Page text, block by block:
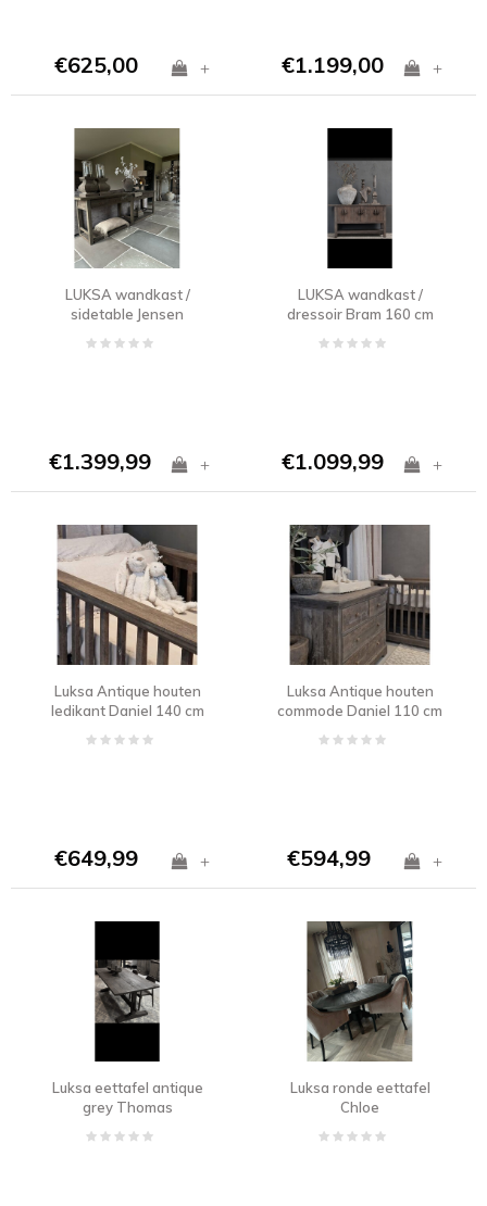
€625,00 + €1.199,00 +
LUKSA wandkast /
sidetable Jensen
€1.399,99 +
LUKSA wandkast /
dressoir Bram 160 cm
€1.099,99 +
Luksa Antique houten
ledikant Daniel 140 cm
€649,99 +
Luksa Antique houten
commode Daniel 110 cm
€594,99 +
Luksa eettafel antique
grey Thomas
Luksa ronde eettafel
Chloe